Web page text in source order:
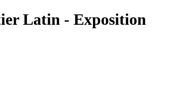
Latin - Exposition